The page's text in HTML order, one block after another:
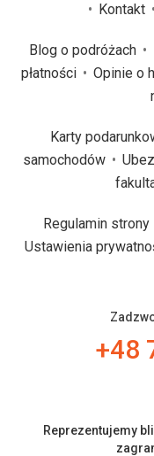
Kontakt
Blog o podróżach
płatności
Opinie o
Karty
samochodów
Regulamin strony
Ustawienia
+48
Reprezentujemy